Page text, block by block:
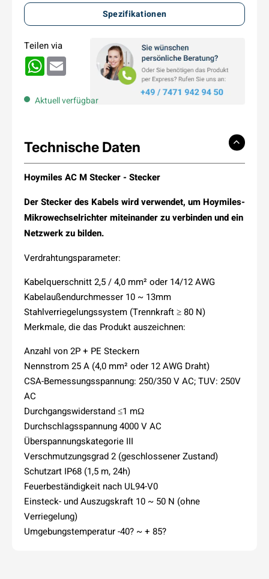
Spezifikationen
Teilen via
WhatsApp
Aktuell verfügbar
Technische Daten
Hoymiles AC M Stecker - Stecker
Der Stecker des Kabels wird verwendet, um Hoymiles-
Mikrowechselrichter miteinander zu verbinden und ein
Netzwerk zu bilden.
Verdrahtungsparameter:
Kabelquerschnitt 2,5 / 4,0 mm² oder 14/12 AWG
Kabelaußendurchmesser 10 ~ 13mm
Stahlverriegelungssystem (Trennkraft ≥ 80 N)
Merkmale, die das Produkt auszeichnen:
Anzahl von 2P + PE Steckern
Nennstrom 25 A (4,0 mm² oder 12 AWG Draht)
CSA-Bemessungsspannung: 250/350 V AC; TUV: 250V
AC
Durchgangswiderstand ≤1 mΩ
Durchschlagsspannung 4000 V AC
Überspannungskategorie III
Verschmutzungsgrad 2 (geschlossener Zustand)
Schutzart IP68 (1,5 m, 24h)
Feuerbeständigkeit nach UL94-V0
Einsteck- und Auszugskraft 10 ~ 50 N (ohne
Verriegelung)
Umgebungstemperatur -40? ~ + 85?